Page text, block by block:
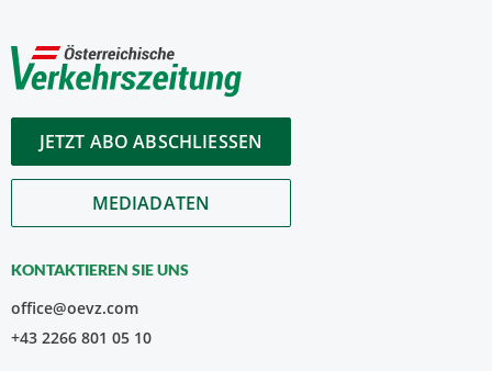
JETZT ABO ABSCHLIESSEN
MEDIADATEN
KONTAKTIEREN SIE UNS
office@oevz.com
+43 2266 801 05 10